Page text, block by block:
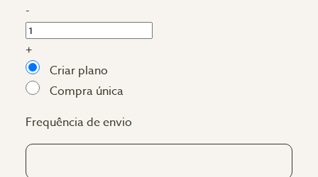
-
+
Criar plano
Compra única
Frequência de envio